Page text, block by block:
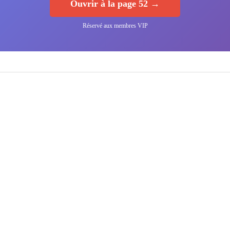
Ouvrir à la page 52 →
Réservé aux membres VIP